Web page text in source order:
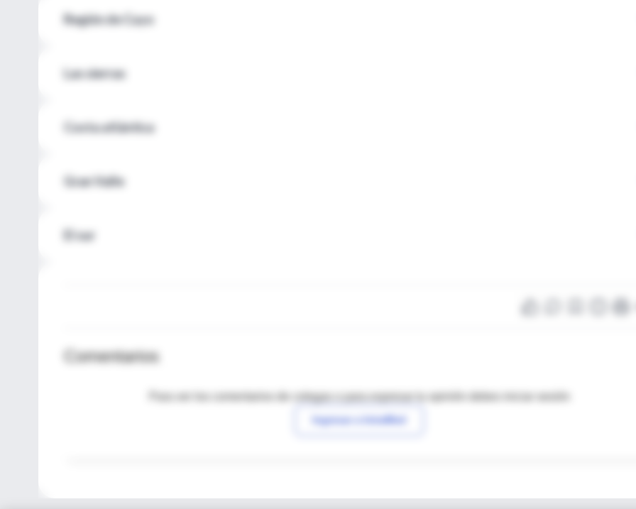
Región de Cuyo
Las sierras
Costa atlántica
Gran Valle
El sur
Comentarios
Para ver los comentarios de colegas o para expresar tu opinión debes iniciar sesión
Ingresar a IntraMed